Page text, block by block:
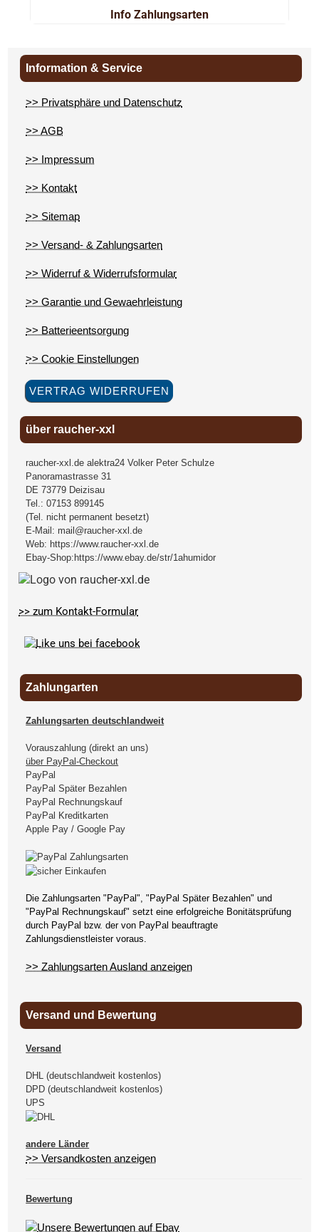
Info Zahlungsarten
Information & Service
>> Privatsphäre und Datenschutz
>> AGB
>> Impressum
>> Kontakt
>> Sitemap
>> Versand- & Zahlungsarten
>> Widerruf & Widerrufsformular
>> Garantie und Gewaehrleistung
>> Batterieentsorgung
>> Cookie Einstellungen
VERTRAG WIDERRUFEN
über raucher-xxl
raucher-xxl.de alektra24 Volker Peter Schulze
Panoramastrasse 31
DE 73779 Deizisau
Tel.:07153 899145
(Tel. nicht permanent besetzt)
E-Mail: mail@raucher-xxl.de
Web: https://www.raucher-xxl.de
Ebay-Shop: https://www.ebay.de/str/1ahumidor
>> zum Kontakt-Formular
Zahlungarten
Zahlungsarten deutschlandweit
Vorauszahlung (direkt an uns)
über PayPal-Checkout
PayPal
PayPal Später Bezahlen
PayPal Rechnungskauf
PayPal Kreditkarten
Apple Pay / Google Pay
Die Zahlungsarten "PayPal", "PayPal Später Bezahlen" und
"PayPal Rechnungskauf" setzt eine erfolgreiche Bonitätsprüfung
durch PayPal bzw. der von PayPal beauftragte
Zahlungsdienstleister voraus.
>> Zahlungsarten Ausland anzeigen
Versand und Bewertung
Versand
DHL (deutschlandweit kostenlos)
DPD (deutschlandweit kostenlos)
UPS
andere Länder
>> Versandkosten anzeigen
Bewertung